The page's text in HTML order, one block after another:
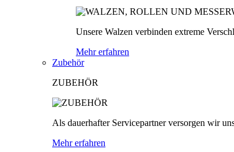
Unsere Walzen verbinden extreme
Mehr erfahren
Zubehör
ZUBEHÖR
Als dauerhafter Servicepartner versorgen wir
Mehr erfahren